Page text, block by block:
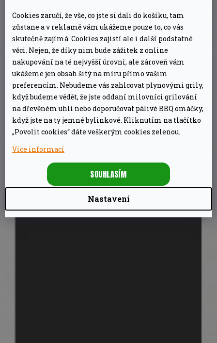
Cookies zaručí, že vše, co jste si dali do košíku, tam
zůstane a v reklamě vám ukážeme pouze to, co vás
skutečně zajímá. Cookies zajistí ale i další podstatné
věci. Nejen, že díky nim bude zážitek z online
nakupování na té nejvyšší úrovni, ale zároveň vám
ukážeme jen obsah šitý na míru přímo vašim
preferencím. Nebudeme vás zahlcovat plynovými grily,
když budeme vědět, že jste oddaní milovníci grilování
na dřevěném uhlí nebo doporučovat pálivé BBQ omáčky,
když jste na ty jemné bylinkové. Kliknutím na tlačítko
„Povolit cookies“ dáte veškerým cookies zelenou.
Více informací
Nastavení
SOUHLASÍM
baterií. Menší výdaje pro delší životnost baterie
a delší dobu používání. Upozornění: nabíjení je
během používání zakázáno.
Vysoká přesnost teploty:teplotní přesnost je
až ±1°C. Není třeba se obávat, že náš pokrm bude
převařený nebo nedopečený.
Video